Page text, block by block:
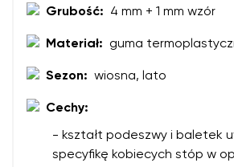
Grubość: 4 mm + 1 mm wzór
Materiał: guma
Sezon: wiosna, lato
Cechy:
- kształt podeszwy i baletek
specyfikę kobiecych stóp w